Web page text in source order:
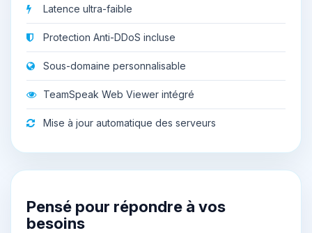
Latence ultra-faible
Protection Anti-DDoS incluse
Sous-domaine personnalisable
TeamSpeak Web Viewer intégré
Mise à jour automatique des serveurs
Pensé pour répondre à vos
besoins